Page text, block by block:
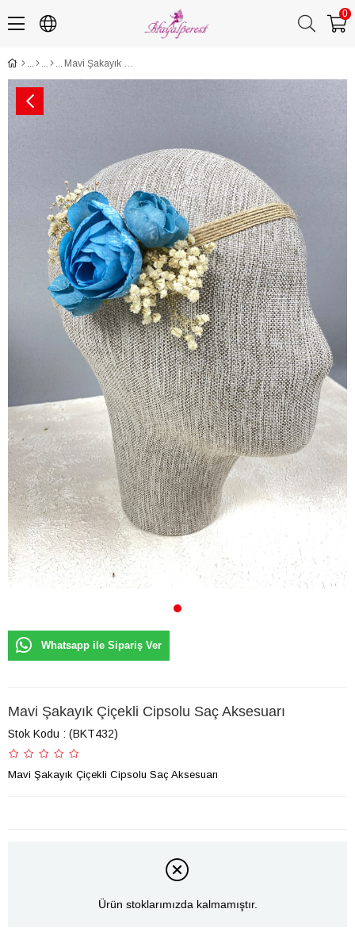
0
Mavi Şakayık Çiçekli Cipsolu Saç Aksesuarı
Whatsapp ile Sipariş Ver
Mavi Şakayık Çiçekli Cipsolu Saç Aksesuarı
Stok Kodu (BKT432)
Mavi Şakayık Çiçekli Cipsolu Saç Aksesuarı
Ürün stoklarımızda kalmamıştır.